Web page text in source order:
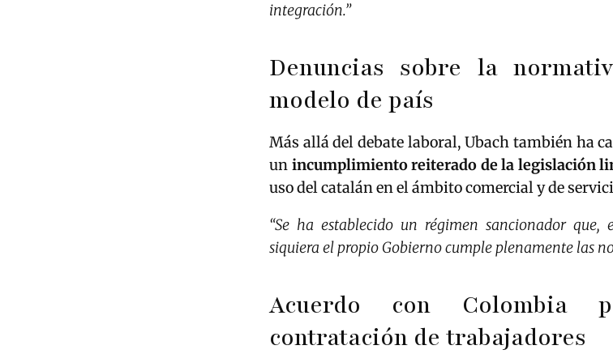
integración.”
Denuncias sobre la
modelo de país
Más allá del debate laboral, Ubach también ha
un incumplimiento reiterado de la legislación
uso del catalán en el ámbito comercial y de
“Se ha establecido un régimen sancionador
siquiera el propio Gobierno cumple plenamente las
Acuerdo con Colombia
contratación de trabajadores